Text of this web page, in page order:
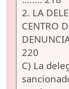
2. LA
CENTRO
220
C) La